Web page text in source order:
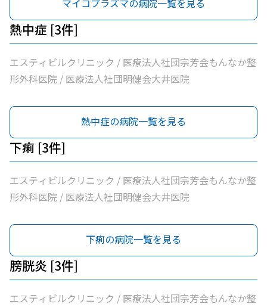
マイコプラズマの病院一覧を見る
熱中症 [3件]
エスティビルクリニック / 医療法人社団宗芳会もんなか整
形外科医院 / 医療法人社団明健会大井医院
熱中症の病院一覧を見る
下痢 [3件]
エスティビルクリニック / 医療法人社団宗芳会もんなか整
形外科医院 / 医療法人社団明健会大井医院
下痢の病院一覧を見る
膀胱炎 [3件]
エスティビルクリニック / 医療法人社団宗芳会もんなか整